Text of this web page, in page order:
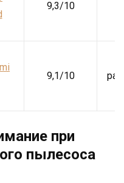
9,3/10
9,1/10
при
пылесоса